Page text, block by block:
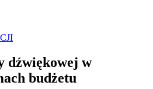
dźwiękowej w
budżetu